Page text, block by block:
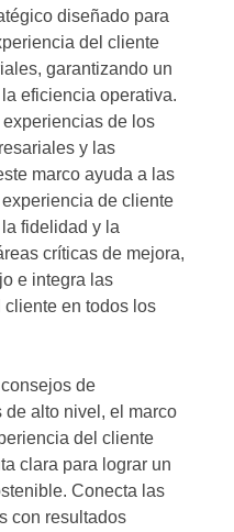
diseñado para
del cliente
garantizando un
eficiencia operativa.
de los
y las
marco ayuda a las
de cliente
fidelidad y la
críticas de mejora,
e integra las
en todos los
de
alto nivel, el marco
del cliente
clara para lograr un
Conecta las
con resultados